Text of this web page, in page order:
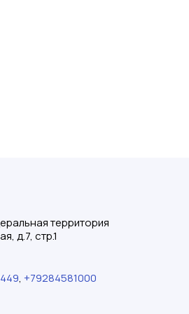
территория
д.7, стр.1
, +79284581000